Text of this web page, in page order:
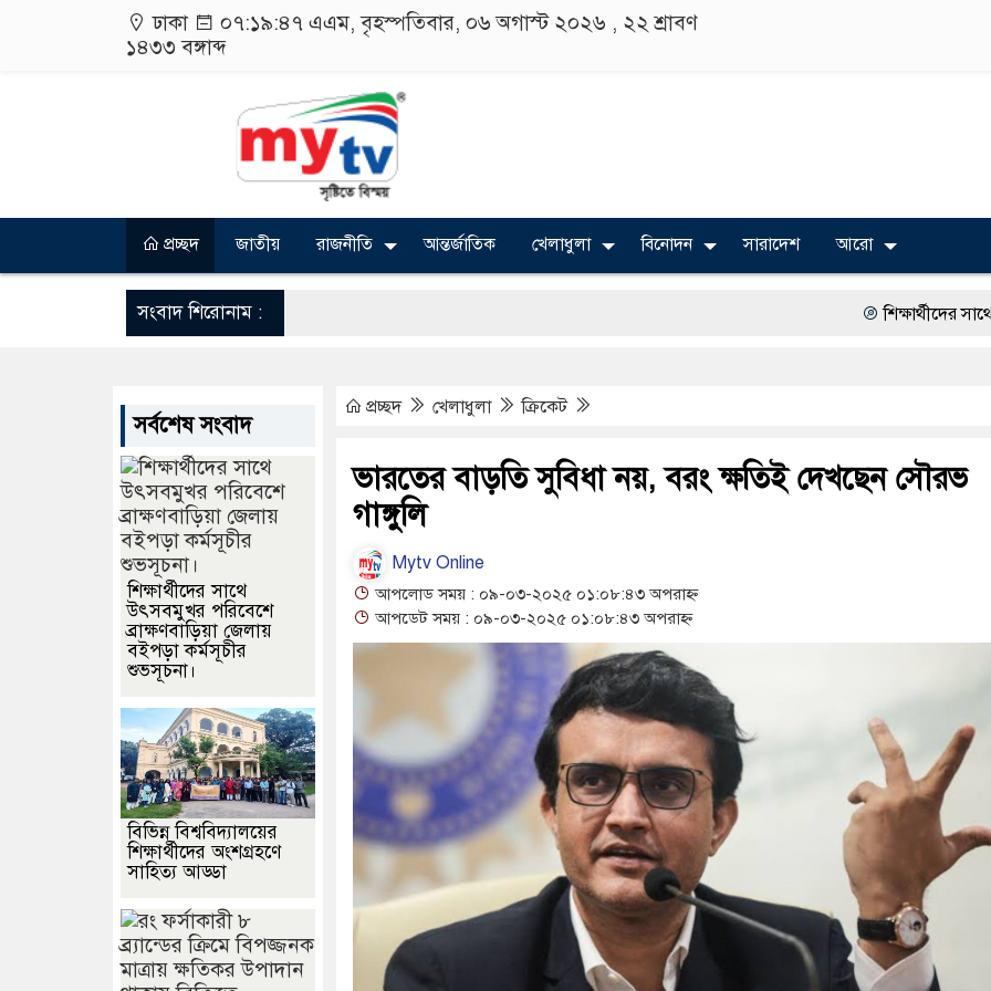
ঢাকা ০৭:১৯:৪৭ এএম, বৃহস্পতিবার, ০৬ অগাস্ট ২০২৬ , ২২ শ্রাবণ
১৪৩৩ বঙ্গাব্দ
প্রচ্ছদ জাতীয় রাজনীতি আন্তর্জাতিক খেলাধুলা বিনোদন সারাদেশ আরো
সংবাদ শিরোনাম : শিক্ষার্থীদের সাথে
‘গুলশানের চামেলি’তে
গুলশান থেকে সাবেক মন্ত্রী
সংবিধান অনুযায়ী যথাসময়ে
খিলক্ষেত থানা বিএনপির
প্রেমের সম্পর্ক ছিন্ন না
অবশেষে পদত্যাগ করলেন
‘রাষ্ট্রপতি হিসেবে মির্জা
প্রচ্ছদ খেলাধুলা ক্রিকেট
ভারতের বাড়তি সুবিধা নয়, বরং ক্ষতিই দেখছেন সৌরভ
গাঙ্গুলি
Mytv Online
আপলোড সময় : ০৯-০৩-২০২৫ ০১:০৮:৪৩ অপরাহ্ন
আপডেট সময় : ০৯-০৩-২০২৫ ০১:০৮:৪৩ অপরাহ্ন
সর্বশেষ সংবাদ
শিক্ষার্থীদের সাথে
উৎসবমুখর পরিবেশে
ব্রাক্ষণবাড়িয়া জেলায়
বইপড়া কর্মসূচীর
শুভসূচনা।
বিভিন্ন বিশ্ববিদ্যালয়ের
শিক্ষার্থীদের অংশগ্রহণে
সাহিত্য আড্ডা